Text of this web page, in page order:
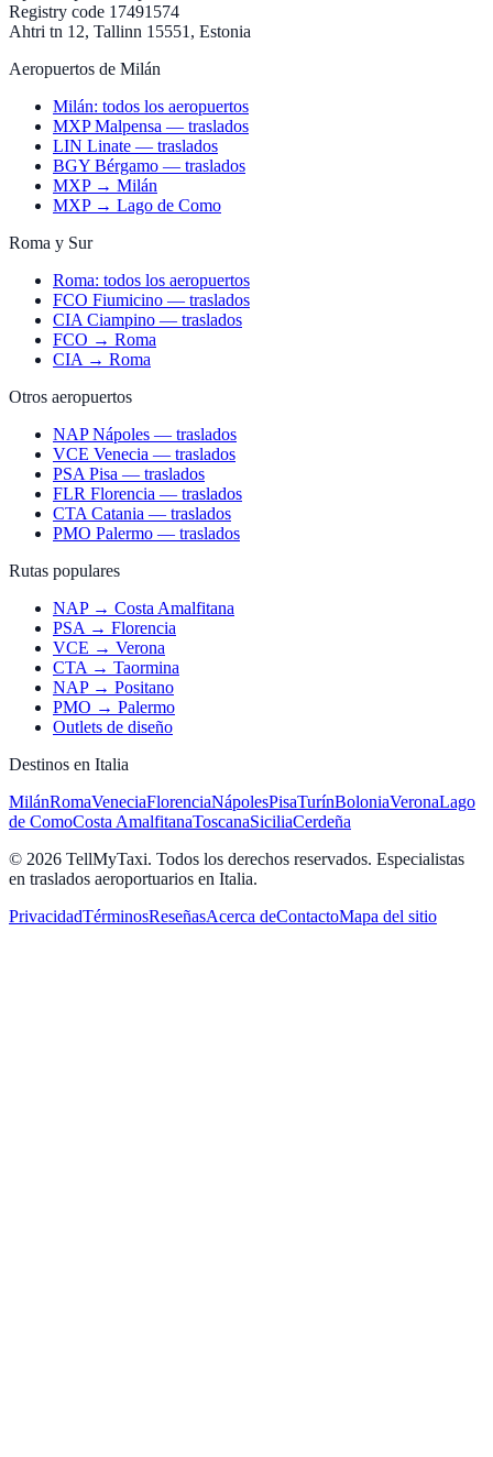
Registry code 17491574
Ahtri tn 12, Tallinn 15551, Estonia
Aeropuertos de Milán
Milán: todos los aeropuertos
MXP Malpensa — traslados
LIN Linate — traslados
BGY Bérgamo — traslados
MXP → Milán
MXP → Lago de Como
Roma y Sur
Roma: todos los aeropuertos
FCO Fiumicino — traslados
CIA Ciampino — traslados
FCO → Roma
CIA → Roma
Otros aeropuertos
NAP Nápoles — traslados
VCE Venecia — traslados
PSA Pisa — traslados
FLR Florencia — traslados
CTA Catania — traslados
PMO Palermo — traslados
Rutas populares
NAP → Costa Amalfitana
PSA → Florencia
VCE → Verona
CTA → Taormina
NAP → Positano
PMO → Palermo
Outlets de diseño
Destinos en Italia
MilánRomaVeneciaFlorenciaNápolesPisaTurínBoloniaVeronaLago
de ComoCosta AmalfitanaToscanaSiciliaCerdeña
© 2026 TellMyTaxi. Todos los derechos reservados. Especialistas
en traslados aeroportuarios en Italia.
PrivacidadTérminosReseñasAcerca deContactoMapa del sitio